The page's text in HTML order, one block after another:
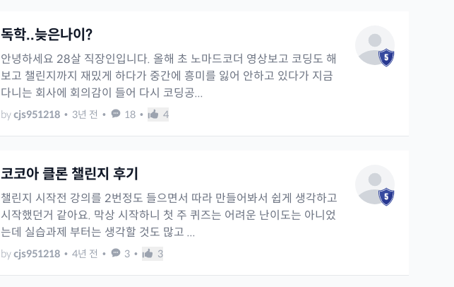
독학..늦은나이?
안녕하세요 28살 직장인입니다. 올해 초 노마드코더 영상보고 코딩도 해
보고 챌린지까지 재밌게 하다가 중간에 흥미를 잃어 안하고 있다가 지금
다니는 회사에 회의감이 들어 다시 코딩공...
bycjs951218 • 3년 전 • 18 • 4
코코아 클론 챌린지 후기
챌린지 시작전 강의를 2번정도 들으면서 따라 만들어봐서 쉽게 생각하고
시작했던거 같아요. 막상 시작하니 첫 주 퀴즈는 어려운 난이도는 아니었
는데 실습과제 부터는 생각할 것도 많고 ...
bycjs951218 • 4년 전 • 3 • 3